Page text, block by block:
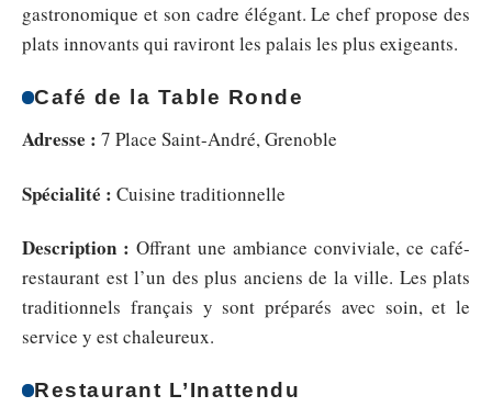
gastronomique et son cadre élégant. Le chef propose des
plats innovants qui raviront les palais les plus exigeants.
Café de la Table Ronde
Adresse : 7 Place Saint-André, Grenoble
Spécialité : Cuisine traditionnelle
Description : Offrant une ambiance conviviale, ce café-
restaurant est l’un des plus anciens de la ville. Les plats
traditionnels français y sont préparés avec soin, et le
service y est chaleureux.
Restaurant L’Inattendu